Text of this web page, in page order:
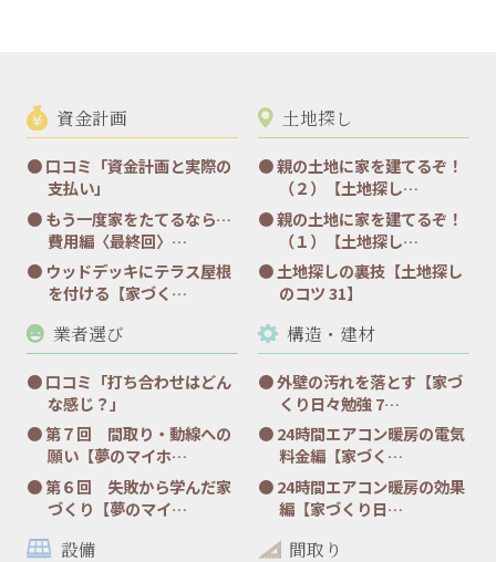
資金計画
口コミ「資金計画と実際の
支払い」
もう一度家をたてるなら…
費用編〈最終回〉…
ウッドデッキにテラス屋根
を付ける【家づく…
土地探し
親の土地に家を建てるぞ！
（２）【土地探し…
親の土地に家を建てるぞ！
（１）【土地探し…
土地探しの裏技【土地探し
のコツ 31】
業者選び
口コミ「打ち合わせはどん
な感じ？」
第７回 間取り・動線への
願い【夢のマイホ…
第６回 失敗から学んだ家
づくり【夢のマイ…
構造・建材
外壁の汚れを落とす【家づ
くり日々勉強 7…
24時間エアコン暖房の電気
料金編【家づく…
24時間エアコン暖房の効果
編【家づくり日…
設備 間取り